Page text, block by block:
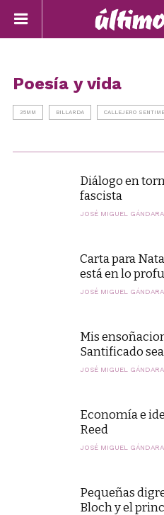
Poesía y vida
35MM BILLARDA CALLEJERO
Diálogo en
fascista
JOSÉ MIGUEL GÁNDARA
Carta para
está en lo
JOSÉ MIGUEL GÁNDARA
Mis
Santificado
JOSÉ MIGUEL GÁNDARA
Economía e
Reed
JOSÉ MIGUEL GÁNDARA
Pequeñas
Bloch y el